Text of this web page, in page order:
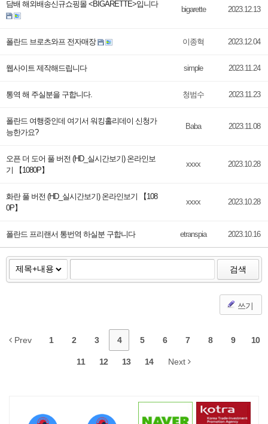
담배 해외배송신규쇼핑몰 <BIGARETTE>입니다
bigarette 2023.12.13
폴란드 브로츠와프 전자매장 이종혁 2023.12.04
웹사이트 제작해드립니다 simple 2023.11.24
통역 해 주실분을 구합니다. 청범수 2023.11.23
폴란드 여행중인데 여기서 워킹홀리데이 신청가
능한가요?
Baba 2023.11.08
오픈 더 도어 풀 버전 (HD_실시간보기) 온라인보
기 【1080P】
xxxx 2023.10.28
화란 풀 버전 (HD_실시간보기) 온라인보기 【108
0P】
xxxx 2023.10.28
폴란드 프리랜서 통번역 하실분 구합니다 etranspia 2023.10.16
검색
쓰기
Prev 1 2 3 4 5 6 7 8 9 10
11 12 13 14 Next